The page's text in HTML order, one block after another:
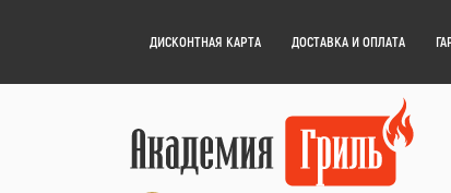
ДИСКОНТНАЯ КАРТА ДОСТАВКА И ОПЛАТА